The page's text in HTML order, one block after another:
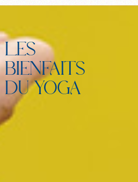
LES
BIENFAITS
DU YOGA